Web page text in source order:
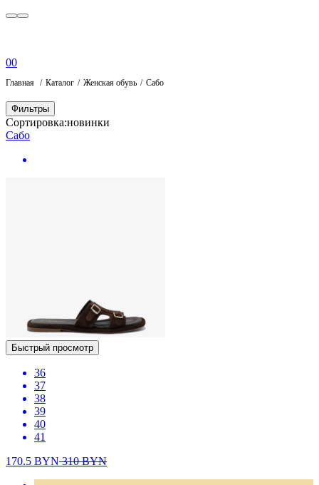
00
Главная Каталог Женская обувь Сабо
Фильтры
Сортировка:новинки
Сабо
Быстрый просмотр
36
37
38
39
40
41
170.5 BYN310BYN